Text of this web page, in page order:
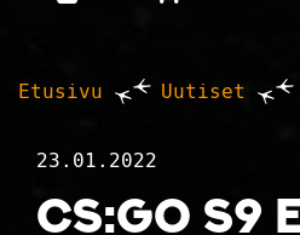
Etusivu Uutiset
23.01.2022
CS:GO